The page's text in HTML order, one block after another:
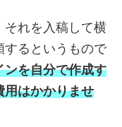
それを入稿して横
するというもので
ンを自分で作成す
用はかかりませ